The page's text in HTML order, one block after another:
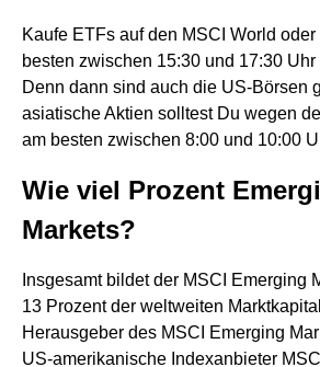
Kaufe ETFs auf den MSCI World
besten zwischen 15:30 und 17:30
Denn dann sind auch die US-Börsen
asiatische Aktien solltest Du wegen
am besten zwischen 8:00 und 10:00
Wie viel Prozent
Markets?
Insgesamt bildet der MSCI Emerging
13 Prozent der weltweiten
Herausgeber des MSCI Emerging
US-amerikanische Indexanbieter